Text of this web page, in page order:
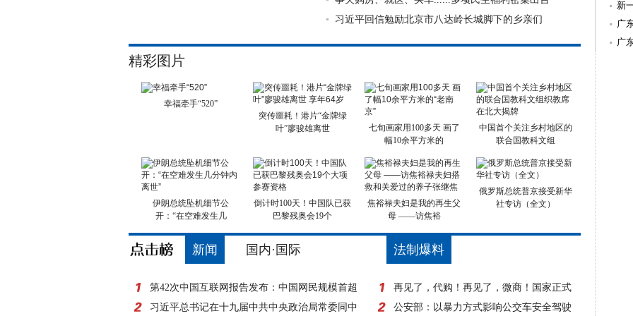
习近平回信勉励北京市八达岭长城脚下的乡亲们
精彩图片
幸福牵手“520”
突传噩耗！港片“金牌绿
叶”廖骏雄离世
七旬画家用100多天 画了
幅10余平方米的
中国首个关注乡村地区的
联合国教科文组
伊朗总统坠机细节公
开：“在空难发生几
倒计时100天！中国队已获
巴黎残奥会19个
焦裕禄夫妇是我的再生父
母 ——访焦裕
俄罗斯总统普京接受新华
社专访（全文）
新闻 国内·国际
第42次中国互联网报告发布：中国网民规模首超
8亿
习近平总书记在十九届中共中央政治局常委同中
法制爆料
再见了，代购！再见了，微商！国家正式
出手，1月1日起实施！
公安部：以暴力方式影响公交车安全驾驶
其
新
致
广
广